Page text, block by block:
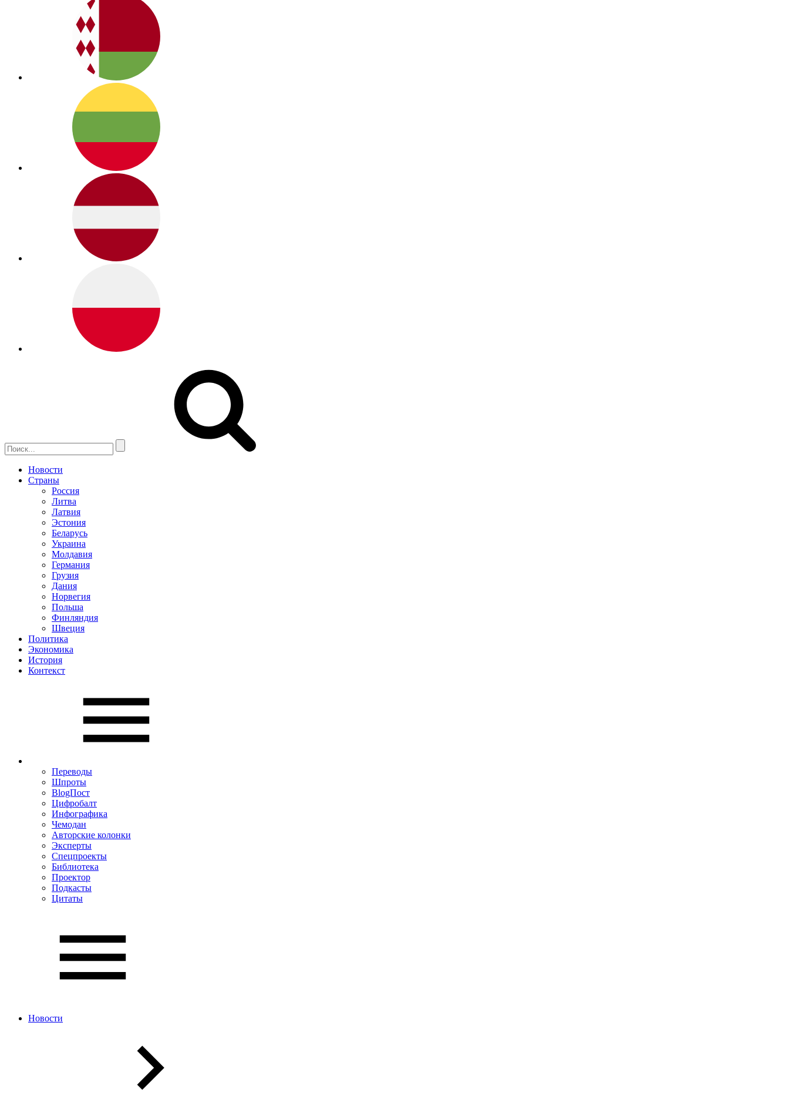
Новости
Страны
Россия
Литва
Латвия
Эстония
Беларусь
Украина
Молдавия
Германия
Грузия
Дания
Норвегия
Польша
Финляндия
Швеция
Политика
Экономика
История
Контекст
Переводы
Шпроты
BlogПост
Цифробалт
Инфографика
Чемодан
Авторские колонки
Эксперты
Спецпроекты
Библиотека
Проектор
Подкасты
Цитаты
Новости